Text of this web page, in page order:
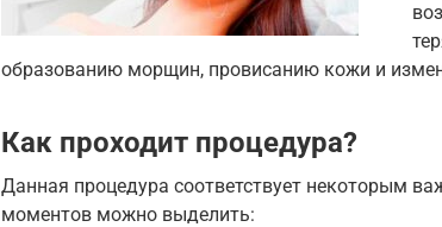
образованию морщин, провисанию кожи и
Как проходит процедура?
Данная процедура соответствует некоторым
моментов можно выделить: